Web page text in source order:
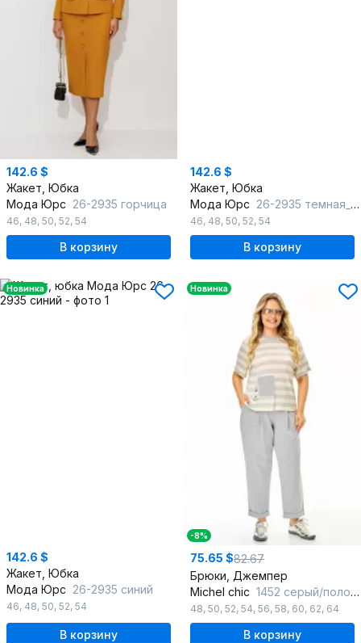
142.6 $
Жакет, Юбка
Мода Юрс 26-2935 горчица
46, 48, 50, 52, 54
В корзину
142.6 $
Жакет, Юбка
Мода Юрс 26-2935 темная_бирюза
46, 48, 50, 52, 54
В корзину
Новинка
142.6 $
Жакет, Юбка
Мода Юрс 26-2935 синий
46, 48, 50, 52, 54
В корзину
Новинка
-8%
75.65 $82.67
Брюки, Джемпер
Michel chic 1452 серый/полоска
48, 50, 52, 54, 56, 58, 60, 62, 64
В корзину